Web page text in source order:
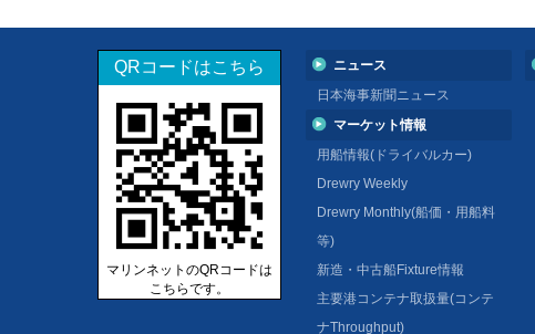
QRコードはこちら
マリンネットのQRコードは
こちらです。
ニュース
日本海事新聞ニュース
マーケット情報
用船情報(ドライバルカー)
Drewry Weekly
Drewry Monthly(船価・用船料
等)
新造・中古船Fixture情報
主要港コンテナ取扱量(コンテ
ナThroughput)